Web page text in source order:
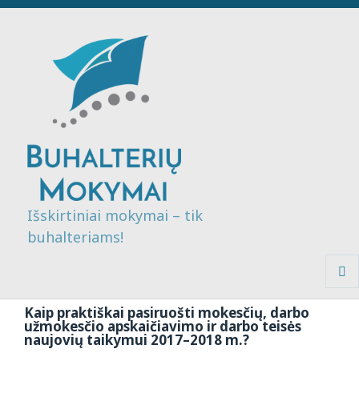
Išskirtiniai mokymai – tik
buhalteriams!
Kaip praktiškai pasiruošti mokesčių, darbo
užmokesčio apskaičiavimo ir darbo teisės
naujovių taikymui 2017–2018 m.?